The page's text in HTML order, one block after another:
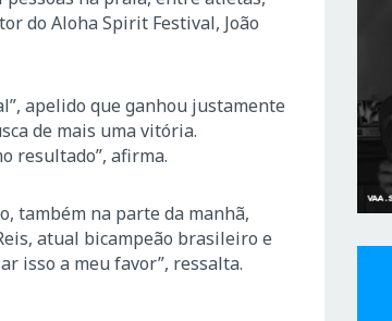
do Aloha Spirit Festival, João
apelido que ganhou justamente
de mais uma vitória.
resultado”, afirma.
também na parte da manhã,
atual bicampeão brasileiro e
isso a meu favor”, ressalta.